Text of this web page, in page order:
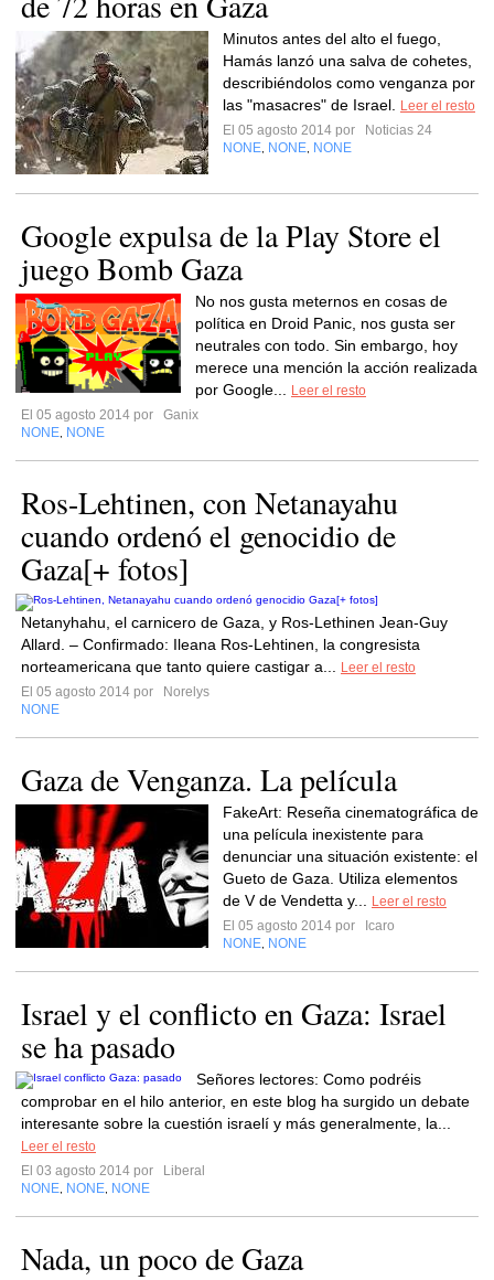
Minutos antes del alto el fuego,
Hamás lanzó una salva de cohetes,
describiéndolos como venganza por
las "masacres" de Israel.
Leer el resto
El 05 agosto 2014 por
Noticias 24
NONE NONE NONE
Google expulsa de la Play Store el
juego Bomb Gaza
No nos gusta meternos en cosas de
política en Droid Panic, nos gusta ser
neutrales con todo. Sin embargo, hoy
merece una mención la acción realizada
por Google...
Leer el resto
El 05 agosto 2014 por
Ganix
NONE NONE
Ros-Lehtinen, con Netanayahu
cuando ordenó el genocidio de
Gaza[+ fotos]
Netanyhahu, el carnicero de Gaza, y Ros-Lethinen Jean-Guy
Allard. – Confirmado: Ileana Ros-Lehtinen, la congresista
norteamericana que tanto quiere castigar a...
Leer el resto
El 05 agosto 2014 por
Norelys
NONE
Gaza de Venganza. La película
FakeArt: Reseña cinematográfica de
una película inexistente para
denunciar una situación existente: el
Gueto de Gaza. Utiliza elementos
de V de Vendetta y...
Leer el resto
El 05 agosto 2014 por
Icaro
NONE NONE
Israel y el conflicto en Gaza: Israel
se ha pasado
Señores lectores: Como podréis
comprobar en el hilo anterior, en este blog ha surgido un debate
interesante sobre la cuestión israelí y más generalmente, la...
Leer el resto
El 03 agosto 2014 por
Liberal
NONE NONE NONE
Nada, un poco de Gaza